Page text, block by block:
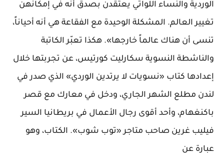
الوردية والنساء اللواتي يعتقدن بصدق أنه في إمكانهن
تغيير العالم. المشكلة الوحيدة مع الفقاعة هي أنه أحياناً،
تنسى أن هناك عالماً خارجها». هكذا تعبّر الكاتبة
والناشطة النسوية سكارليت كورتيس، عن تجربتها خلال
إعدادها كتاب «نسويات لا يرتدين الوردي» الذي صدر في
لندن مطلع الشهر الجاري، ودخل في معارك مع قصر
باكنغهام، وأحد أقوى رجال الأعمال في بريطانيا السير
فيليب غرين صاحب متاجر «توب شوب». الكتاب، وهو
عبارة عن